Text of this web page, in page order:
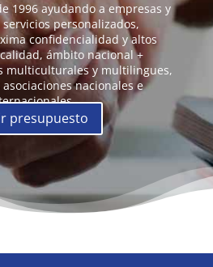
1996 ayudando a empresas y
personalizados,
confidencialidad y altos
ámbito nacional +
multiculturales y multilingues,
nacionales e
presupuesto